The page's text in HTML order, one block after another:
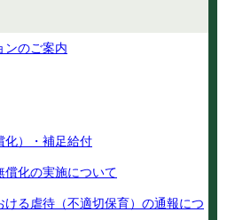
ンのご案内
化）・補足給付
償化の実施について
ける虐待（不適切保育）の通報につ